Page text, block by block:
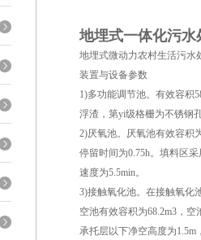
地埋式一体化污水
地埋式微动力农村生活污
装置与设备参数
1)多功能调节池。有效容积
浮渣，第yi级格栅为不锈钢
2)厌氧池。厌氧池有效容积
停留时间为0.75h。填料区
速度为5.5min。
3)接触氧化池。在接触氧化
空池有效容积为68.2m3，
承托层以下净空高度为1.5m